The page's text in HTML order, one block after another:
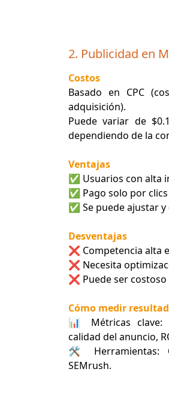
2. Publicidad en
Costos
Basado en CPC
adquisición).
Puede variar de
dependiendo de la
Ventajas
✅ Usuarios con alta
✅ Pago solo por clics
✅ Se puede ajustar
Desventajas
❌ Competencia alta
❌ Necesita
❌ Puede ser
Cómo medir
📊 Métricas clave:
calidad del anuncio,
🛠 Herramientas:
SEMrush.